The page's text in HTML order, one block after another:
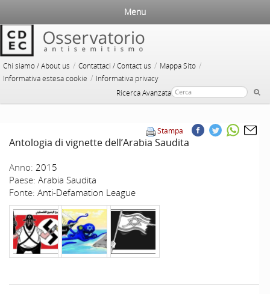
Chi siamo / About us / Contattaci / Contact us / Mappa Sito /
Informativa estesa cookie / Informativa privacy
Ricerca Avanzata
Menu
Stampa
Antologia di vignette dell’Arabia Saudita
Anno: 2015
Paese: Arabia Saudita
Fonte: Anti-Defamation League